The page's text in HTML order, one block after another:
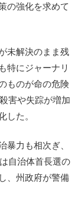
の強化を求めて
未解決のまま残
特にジャーナリ
ものが命の危険
害や失踪が増加
した。
暴力も相次ぎ、
自治体首長選の
、州政府が警備